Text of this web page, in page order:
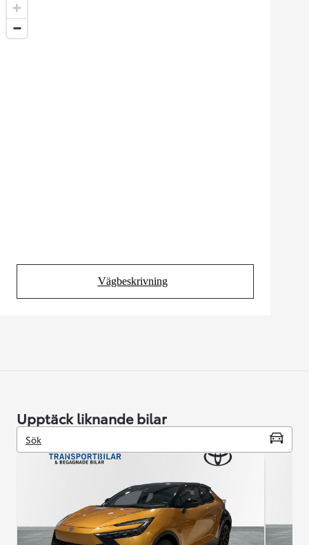
Vägbeskrivning
(Opens in new tab)
Upptäck liknande bilar
Sök